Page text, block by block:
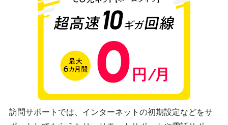
訪問サポートでは、インターネットの初期設定などをサ